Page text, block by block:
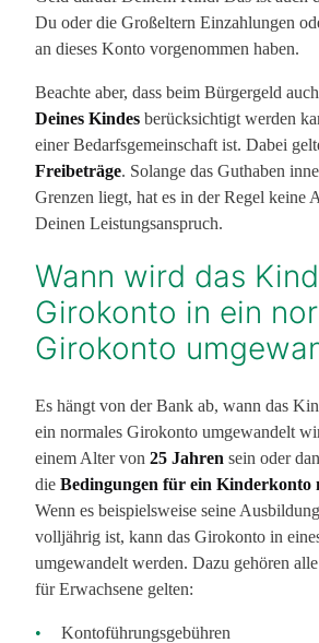
Du oder die Großeltern Einzahlungen
an dieses Konto vorgenommen haben.
Beachte aber, dass beim Bürgergeld
Deines Kindes berücksichtigt werden
einer Bedarfsgemeinschaft ist. Dabei
Freibeträge. Solange das Guthaben
Grenzen liegt, hat es in der Regel keine
Deinen Leistungsanspruch.
Wann wird das
Girokonto in ein
Girokonto
Es hängt von der Bank ab, wann das
ein normales Girokonto umgewandelt
einem Alter von 25 Jahren sein oder
die Bedingungen für ein Kinderkonto
Wenn es beispielsweise seine
volljährig ist, kann das Girokonto in
umgewandelt werden. Dazu gehören
für Erwachsene gelten:
Kontoführungsgebühren